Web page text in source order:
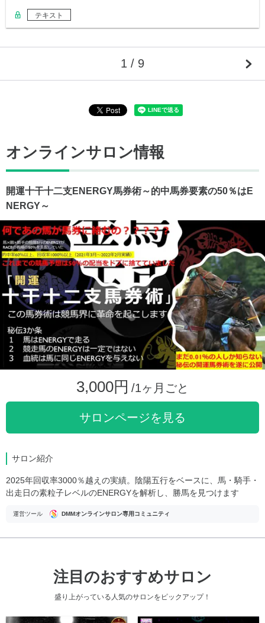
テキスト
1 / 9
オンラインサロン情報
開運十干十二支ENERGY馬券術～的中馬券要素の50％はE
NERGY～
3,000円 /1ヶ月ごと
サロンページを見る
サロン紹介
2025年回収率3000％越えの実績。陰陽五行をベースに、馬・騎手・
出走日の素粒子レベルのENERGYを解析し、勝馬を見つけます
運営ツール DMMオンラインサロン専用コミュニティ
注目のおすすめサロン
盛り上がっている人気のサロンをピックアップ！